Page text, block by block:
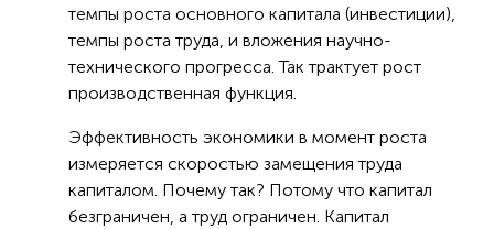
темпы роста основного капитала (инвестиции),
темпы роста труда, и вложения научно-
технического прогресса. Так трактует рост
производственная функция.
Эффективность экономики в момент роста
измеряется скоростью замещения труда
капиталом. Почему так? Потому что капитал
безграничен, а труд ограничен. Капитал